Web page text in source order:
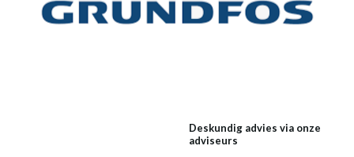
Deskundig advies via onze
adviseurs